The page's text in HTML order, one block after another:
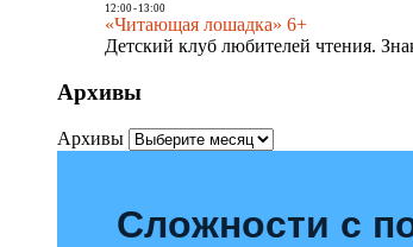
12:00- 13:00
«Читающая лошадка» 6+
Детский клуб любителей чтения.
Архивы
Архивы
Сложности с